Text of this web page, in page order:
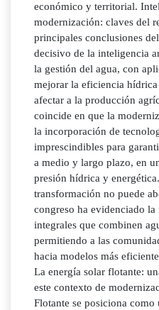
económico y territorial.
modernización: claves del
principales conclusiones
decisivo de la inteligencia
la gestión del agua, con
mejorar la eficiencia
afectar a la producción
coincide en que la
la incorporación de
imprescindibles para
a medio y largo plazo, en
presión hídrica y
transformación no puede
congreso ha evidenciado la
integrales que combinen
permitiendo a las
hacia modelos más
La energía solar flotante:
este contexto de
Flotante se posiciona como